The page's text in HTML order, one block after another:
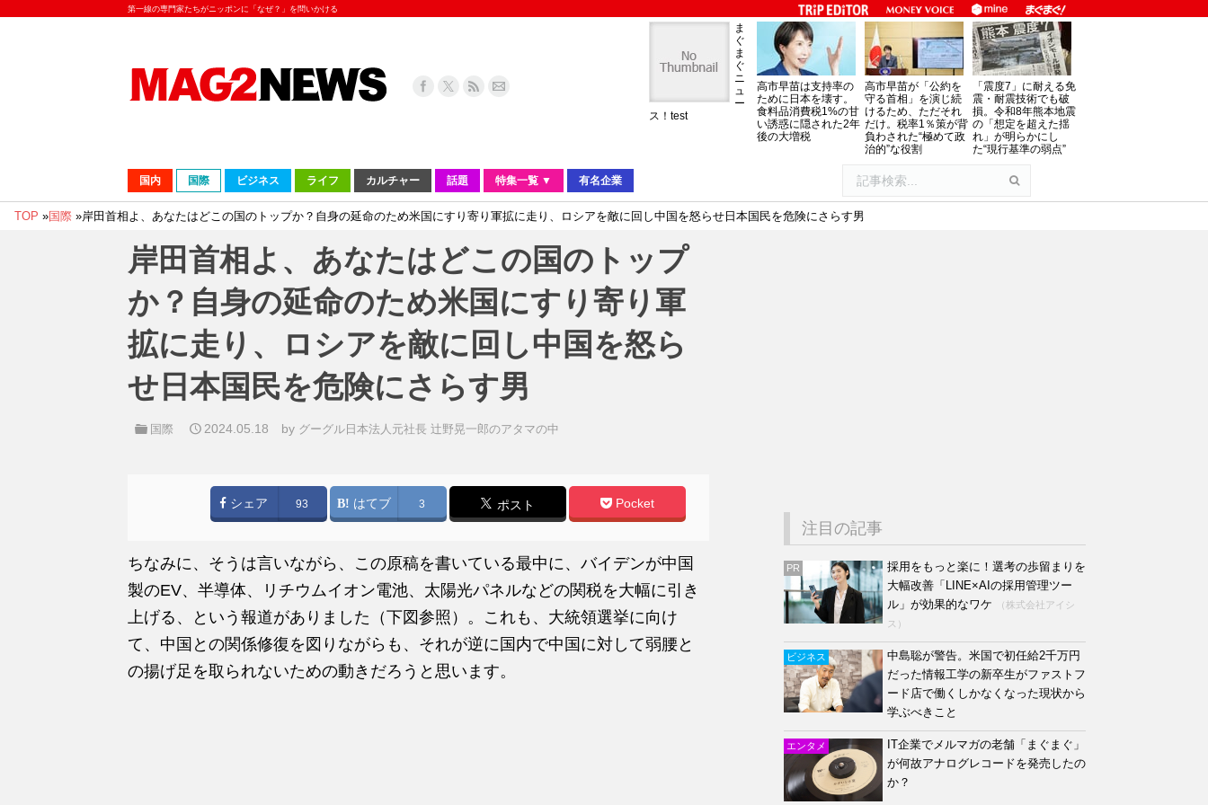
第一線の専門家たちがニッポンに「なぜ？」を問いかける
ま
ぐ
ま
ぐ
ニ
ュ
ー
ス！test
高市早苗は支持率の
ために日本を壊す。
食料品消費税1%の甘
い誘惑に隠された2年
後の大増税
高市早苗が「公約を
守る首相」を演じ続
けるため、ただそれ
だけ。税率1％策が背
負わされた“極めて政
治的”な役割
「震度7」に耐える免
震・耐震技術でも破
損。令和8年熊本地震
の「想定を超えた揺
れ」が明らかにし
た“現行基準の弱点”
国内 国際 ビジネス ライフ カルチャー 話題 特集一覧 ▼ 有名企業
TOP »国際 »岸田首相よ、あなたはどこの国のトップか？自身の延命のため米国にすり寄り軍拡に走り、ロシアを敵に回し中国を怒らせ日本国民を危険にさらす男
岸田首相よ、あなたはどこの国のトップ
か？自身の延命のため米国にすり寄り軍
拡に走り、ロシアを敵に回し中国を怒ら
せ日本国民を危険にさらす男
国際 2024.05.18 by グーグル日本法人元社長 辻野晃一郎のアタマの中
シェア 93 はてブ 3 ポスト Pocket
ちなみに、そうは言いながら、この原稿を書いている最中に、バイデンが中国
製のEV、半導体、リチウムイオン電池、太陽光パネルなどの関税を大幅に引き
上げる、という報道がありました（下図参照）。これも、大統領選挙に向け
て、中国との関係修復を図りながらも、それが逆に国内で中国に対して弱腰と
の揚げ足を取られないための動きだろうと思います。
注目の記事
PR
採用をもっと楽に！選考の歩留まりを
大幅改善「LINE×AIの採用管理ツー
ル」が効果的なワケ
（株式会社アイシ
ス）
ビジネス
中島聡が警告。米国で初任給2千万円
だった情報工学の新卒生がファストフ
ード店で働くしかなくなった現状から
学ぶべきこと
エンタメ
IT企業でメルマガの老舗「まぐまぐ」
が何故アナログレコードを発売したの
か？